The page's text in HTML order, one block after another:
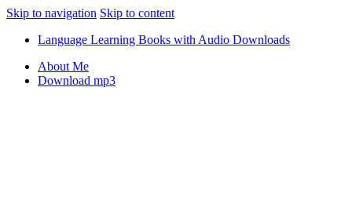
Skip to navigation Skip to content
Language Learning Books with Audio Downloads
About Me
Download mp3